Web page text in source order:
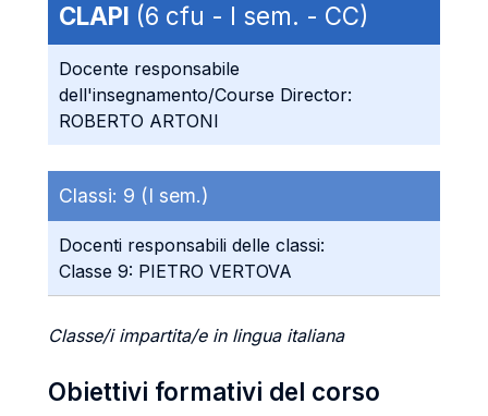
CLAPI (6 cfu - I sem. - CC)
Docente responsabile
dell'insegnamento/Course Director:
ROBERTO ARTONI
Classi: 9 (I sem.)
Docenti responsabili delle classi:
Classe 9: PIETRO VERTOVA
Classe/i impartita/e in lingua italiana
Obiettivi formativi del corso